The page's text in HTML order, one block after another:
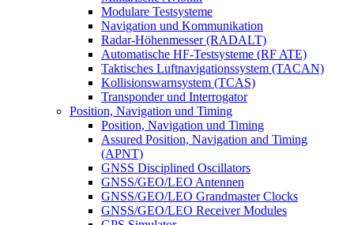
Modulare Testsysteme
Navigation und Kommunikation
Radar-Höhenmesser (RADALT)
Automatische HF-Testsysteme (RF ATE)
Taktisches Luftnavigationssystem (TACAN)
Kollisionswarnsystem (TCAS)
Transponder und Interrogator
Position, Navigation und Timing
Position, Navigation und Timing
Assured Position, Navigation and Timing
(APNT)
GNSS Disciplined Oscillators
GNSS/GEO/LEO Antennen
GNSS/GEO/LEO Grandmaster Clocks
GNSS/GEO/LEO Receiver Modules